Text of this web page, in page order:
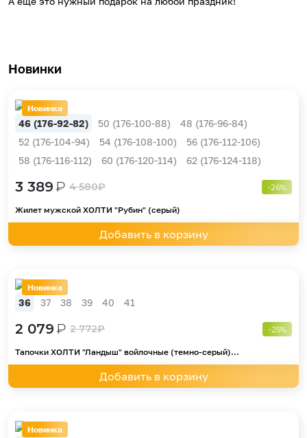
Новинки
Новинка
46 (176-92-82) 50 (176-100-88)
48 (176-96-84)
52 (176-104-94)
54 (176-108-100)
56 (176-112-106)
58 (176-116-112)
60 (176-120-114) 62 (176-124-118)
3 389₽ 4 580₽ -26%
Жилет мужской ХОЛТИ "Рубин" (серый)
Добавить в корзину
Новинка
36 37 38 39 40 41
2 079₽ 2 772₽ -25%
Тапочки ХОЛТИ "Ландыш" войлочные (темно-серый)...
Добавить в корзину
Новинка